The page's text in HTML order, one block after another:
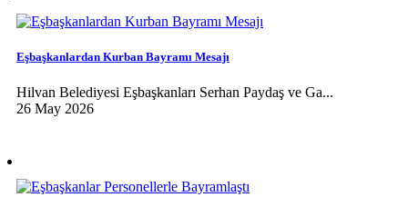
Eşbaşkanlardan Kurban Bayramı Mesajı
Hilvan Belediyesi Eşbaşkanları Serhan Paydaş ve Ga...
26 May 2026